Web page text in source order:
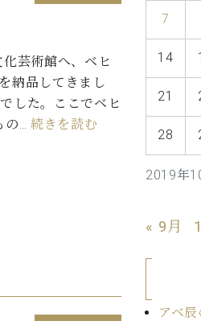
情報)
本社：
スタッフご挨拶
技術者紹介
展示情報【ユーロピアノ特選中古】
イベント情報
八王子工房ブログ
芸術館へ、ベヒ
納品してきまし
した。ここでベヒ
の…続きを読む
2019年
7
14
21
28
« 9月
アベ